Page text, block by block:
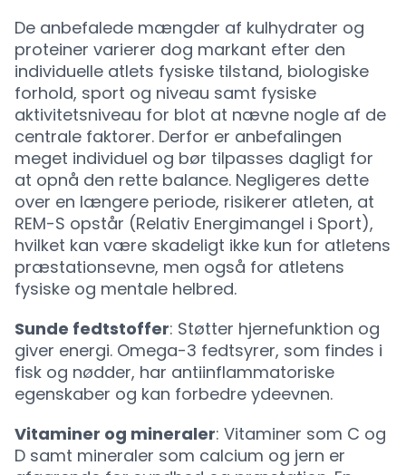
De anbefalede mængder af kulhydrater og
proteiner varierer dog markant efter den
individuelle atlets fysiske tilstand, biologiske
forhold, sport og niveau samt fysiske
aktivitetsniveau for blot at nævne nogle af de
centrale faktorer. Derfor er anbefalingen
meget individuel og bør tilpasses dagligt for
at opnå den rette balance. Negligeres dette
over en længere periode, risikerer atleten, at
REM-S opstår (Relativ Energimangel i Sport),
hvilket kan være skadeligt ikke kun for atletens
præstationsevne, men også for atletens
fysiske og mentale helbred.
Sunde fedtstoffer: Støtter hjernefunktion og
giver energi. Omega-3 fedtsyrer, som findes i
fisk og nødder, har antiinflammatoriske
egenskaber og kan forbedre ydeevnen.
Vitaminer og mineraler: Vitaminer som C og
D samt mineraler som calcium og jern er